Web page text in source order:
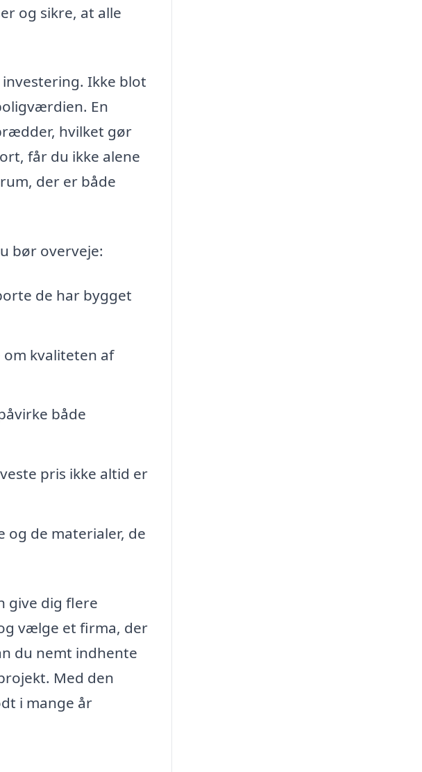
og sikre, at alle
Ikke blot
En
hvilket gør
får du ikke alene
der er både
bør overveje:
de har bygget
kvaliteten af
både
pris ikke altid er
de materialer, de
give dig flere
vælge et firma, der
du nemt indhente
Med den
i mange år